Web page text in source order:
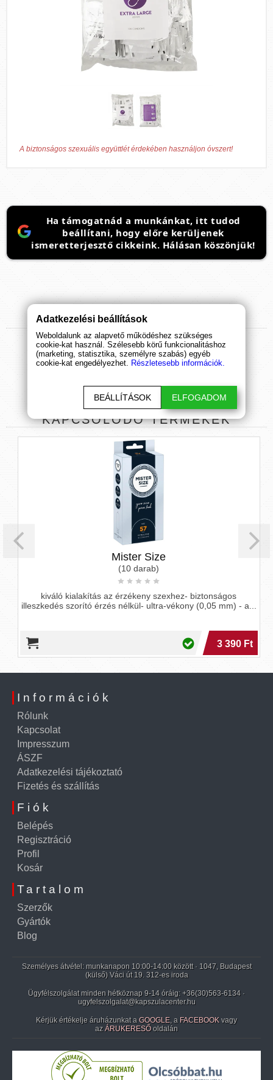
A biztonságos szexuális együttlét érdekében használjon óvszert!
Ha támogatnád a munkánkat, itt tudod
beállítani, hogy előre kerüljenek
ismeretterjesztő cikkeink. Hálásan köszönjük!
TERMÉK ÉRTÉKELÉSEK
ÉRTÉKELÉS BEKÜLDÉSE
KAPCSOLÓDÓ TERMÉKEK
Mister Size
(10 darab)
kiváló kialakítás az érzékeny szexhez- biztonságos
illeszkedés szorító érzés nélkül- ultra-vékony (0,05 mm) - a...
3 390 Ft
Információk
Rólunk
Kapcsolat
Impresszum
ÁSZF
Adatkezelési tájékoztató
Fizetés és szállítás
Fiók
Belépés
Regisztráció
Profil
Kosár
Tartalom
Szerzők
Gyártók
Blog
Személyes átvétel: munkanapon 10:00-14:00 között · 1047, Budapest
(külső) Váci út 19. 312-es iroda
Ügyfélszolgálat minden hétköznap 9-14 óráig: +36(30)563-6134 ·
ugyfelszolgalat@kapszulacenter.hu
Kérjük értékelje áruházunkat a GOOGLE, a FACEBOOK vagy
az ÁRUKERESŐ oldalán
Adatkezelési beállítások
Weboldalunk az alapvető működéshez szükséges
cookie-kat használ. Szélesebb körű funkcionalitáshoz
(marketing, statisztika, személyre szabás) egyéb
cookie-kat engedélyezhet. Részletesebb információk.
BEÁLLÍTÁSOK ELFOGADOM